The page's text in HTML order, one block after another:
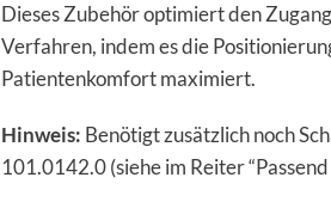
Dieses Zubehör optimiert den
Verfahren, indem es die
Patientenkomfort maximiert.
Hinweis: Benötigt zusätzlich noch
101.0142.0 (siehe im Reiter “Passend